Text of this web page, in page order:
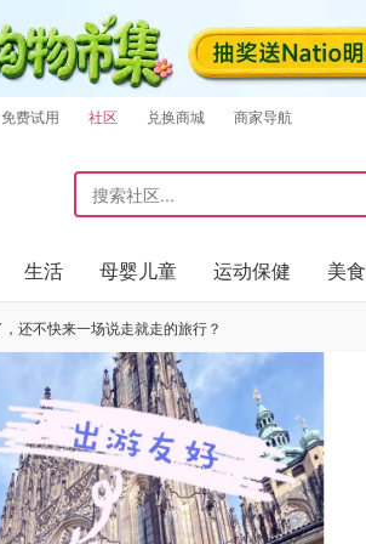
免费试用 社区 兑换商城 商家导航
生活 母婴儿童 运动保健 美食
还不快来一场说走就走的旅行？